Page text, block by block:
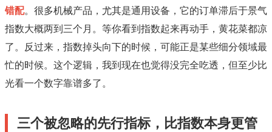
错配。很多机械产品，尤其是通用设备，它的订单滞后于景气
指数大概两到三个月。等你看到指数起来再动手，黄花菜都凉
了。反过来，指数掉头向下的时候，可能正是某些细分领域最
忙的时候。这个逻辑，我到现在也觉得没完全吃透，但至少比
光看一个数字靠谱多了。
三个被忽略的先行指标，比指数本身更管